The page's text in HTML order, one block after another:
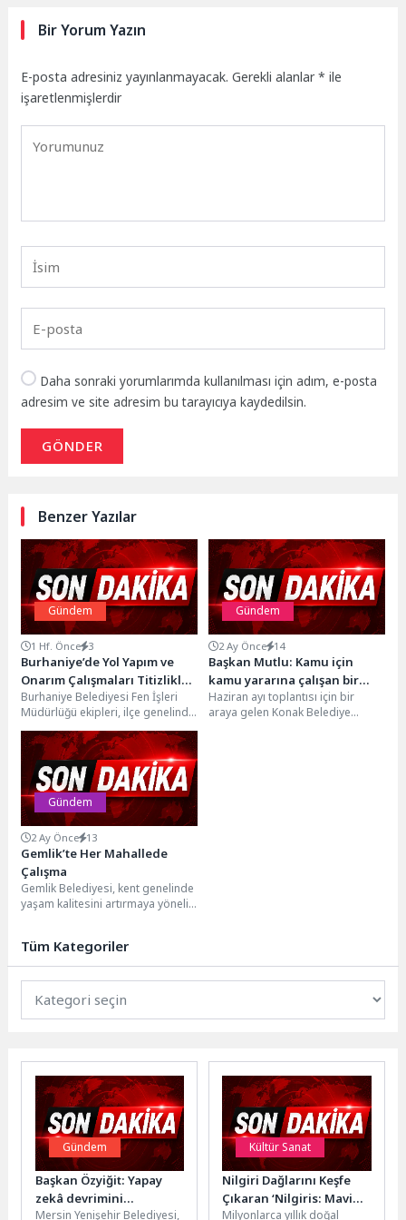
Bir Yorum Yazın
E-posta adresiniz yayınlanmayacak. Gerekli alanlar* ile
işaretlenmişlerdir
Daha sonraki yorumlarımda kullanılması için adım, e-posta
adresim ve site adresim bu tarayıcıya kaydedilsin.
GÖNDER
Benzer Yazılar
Gündem
1 Hf. Önce 3
Burhaniye’de Yol Yapım ve
Onarım Çalışmaları Titizlikle
Yürütülüyor
Burhaniye Belediyesi Fen İşleri
Müdürlüğü ekipleri, ilçe genelinde
yol yapım, bakım ve onarım
çalışmalarını program...
Gündem
2 Ay Önce 14
Başkan Mutlu: Kamu için
kamu yararına çalışan bir
belediyeyiz
Haziran ayı toplantısı için bir
araya gelen Konak Belediye
Gündem
2 Ay Önce 13
Gemlik’te Her Mahallede
Çalışma
Gemlik Belediyesi, kent genelinde
yaşam kalitesini artırmaya yönelik
Tüm Kategoriler
Gündem
Başkan Özyiğit: Yapay
zekâ devrimini
kaçırmayacağız
Mersin Yenişehir Belediyesi,
Kültür Sanat
Nilgiri Dağlarını Keşfe
Çıkaran ‘Nilgiris: Mavi
Dağların Hikayesi’, 22
Milyonlarca yıllık doğal